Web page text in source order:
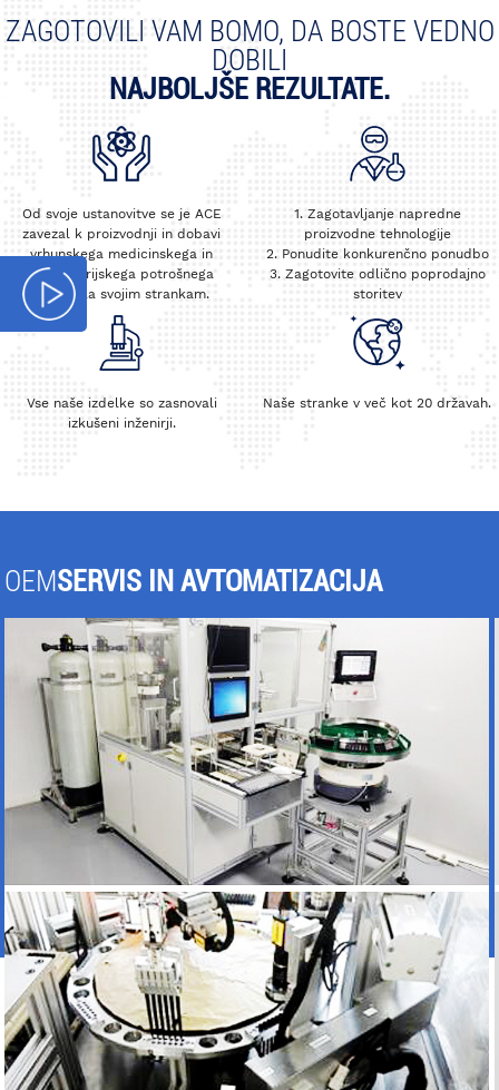
ZAGOTOVILI VAM BOMO, DA BOSTE VEDNO
DOBILI
NAJBOLJŠE REZULTATE.
Od svoje ustanovitve se je ACE
zavezal k proizvodnji in dobavi
vrhunskega medicinskega in
laboratorijskega potrošnega
materiala svojim strankam.
1. Zagotavljanje napredne
proizvodne tehnologije
2. Ponudite konkurenčno ponudbo
3. Zagotovite odlično poprodajno
storitev
Vse naše izdelke so zasnovali
izkušeni inženirji.
Naše stranke v več kot 20 državah.
OEMSERVIS IN AVTOMATIZACIJA